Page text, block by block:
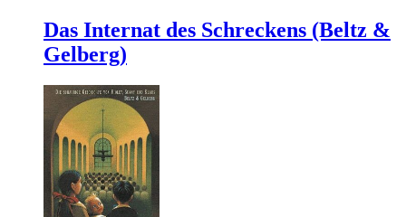
Das Internat des Schreckens (Beltz &
Gelberg)